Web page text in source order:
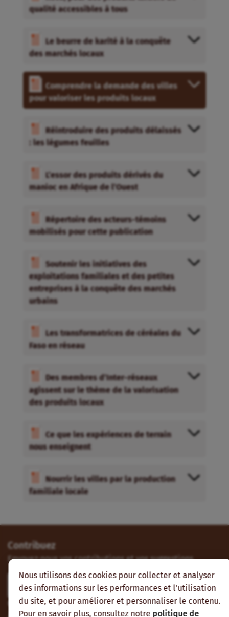
des informations sur les performances et l'utilisation
du site, et pour améliorer et personnaliser le contenu.
Refuser
: les légumes feuilles
manioc en Afrique de l’Ouest
Répertoire des acteurs-témoins
mobilisés pour cette publication
exploitations familiales et des petites
entreprises à la conquête des marchés
urbains
Les transformatrices de céréales du
Faso en réseau
Des membres d’Inter-réseaux
agissent sur le thème de la valorisation
des produits locaux
Ce que les expériences de terrain
nous enseignent
Nourrir les villes par la production
familiale locale
Contribuez
Envoyez-nous vos contributions et vos suggestions.
Participer
Contactez-nous
Suivez-nous
Vous pouvez aussi vous abonner à nos flux RSS et nous
suivre sur les réseaux sociaux.